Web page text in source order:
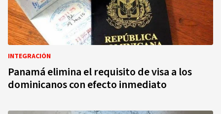
INTEGRACIÓN
Panamá elimina el requisito de visa a los
dominicanos con efecto inmediato